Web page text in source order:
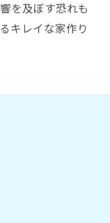
を及ぼす恐れも
キレイな家作り